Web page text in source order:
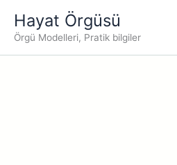
atlaHayat Örgüsü
Örgü Modelleri, Pratik bilgiler